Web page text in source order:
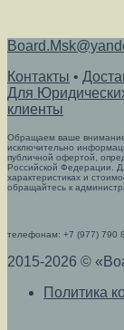
Контакты •
Для
клиенты
Обращаем ваше внимание
исключительно
публичной офертой,
Российской Федерации.
характеристиках и
обращайтесь к
телефонам: +7 (977) 790
2015-2026 ©
Политика